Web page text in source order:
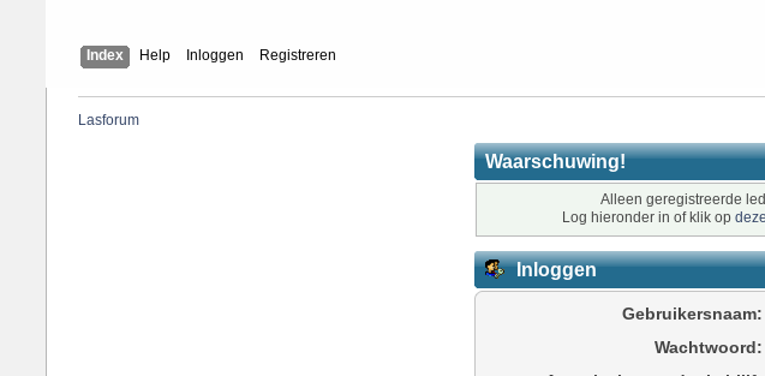
Index Help Inloggen Registreren
Lasforum
Waarschuwing!
Alleen geregistreerde
Log hieronder in of klik op
Inloggen
Gebruikersnaam:
Wachtwoord: